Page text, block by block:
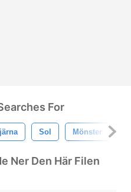
For
Sol Mönster
Ner Den Här Filen